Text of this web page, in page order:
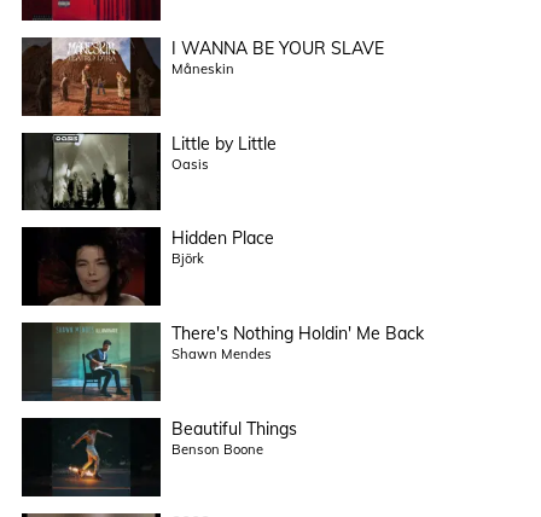
I WANNA BE YOUR SLAVE
Måneskin
Little by Little
Oasis
Hidden Place
Björk
There's Nothing Holdin' Me Back
Shawn Mendes
Beautiful Things
Benson Boone